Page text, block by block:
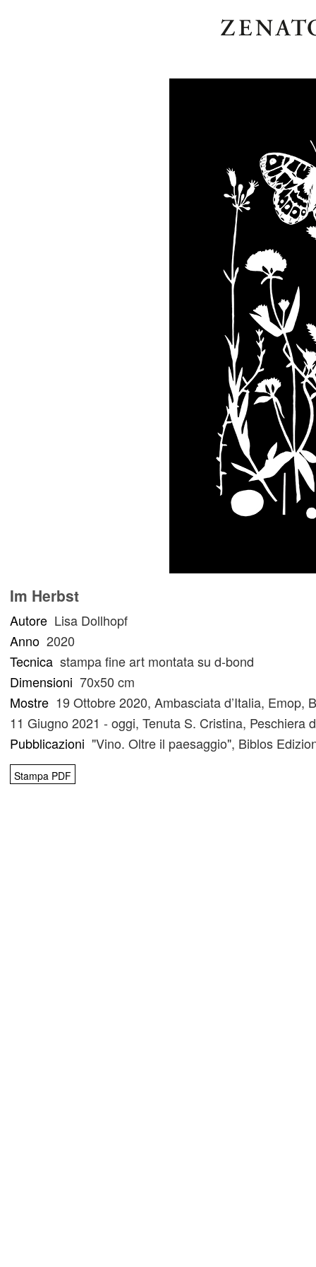
Im Herbst
Autore Lisa Dollhopf
Anno 2020
Tecnica stampa fine art montata su d-bond
Dimensioni 70x50 cm
Mostre 19 Ottobre 2020, Ambasciata d’Italia, Emop,
11 Giugno 2021 - oggi, Tenuta S. Cristina,
Pubblicazioni "Vino. Oltre il paesaggio", Biblos
Stampa PDF